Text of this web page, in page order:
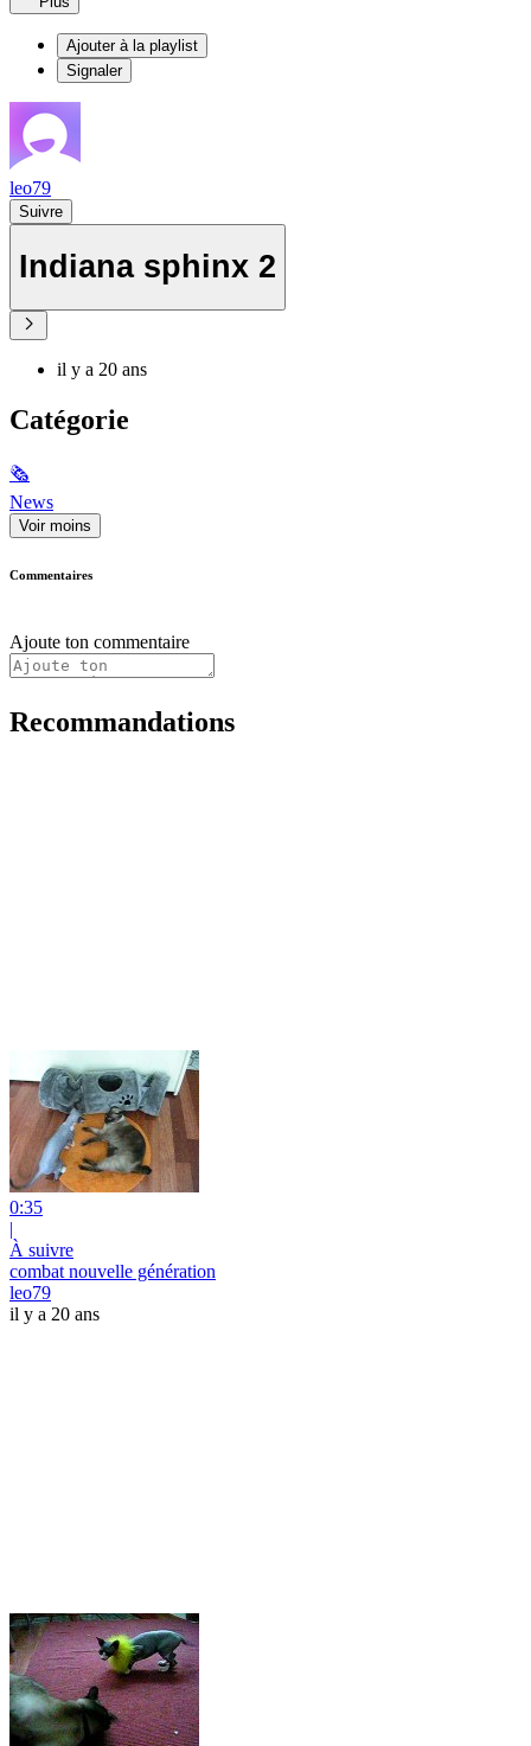
Ajouter à la playlist
Signaler
leo79
Suivre
Indiana sphinx 2
il y a 20 ans
Catégorie
🗞
News
Voir moins
Commentaires
Ajoute ton commentaire
Recommandations
0:35
|
À suivre
combat nouvelle génération
leo79
il y a 20 ans